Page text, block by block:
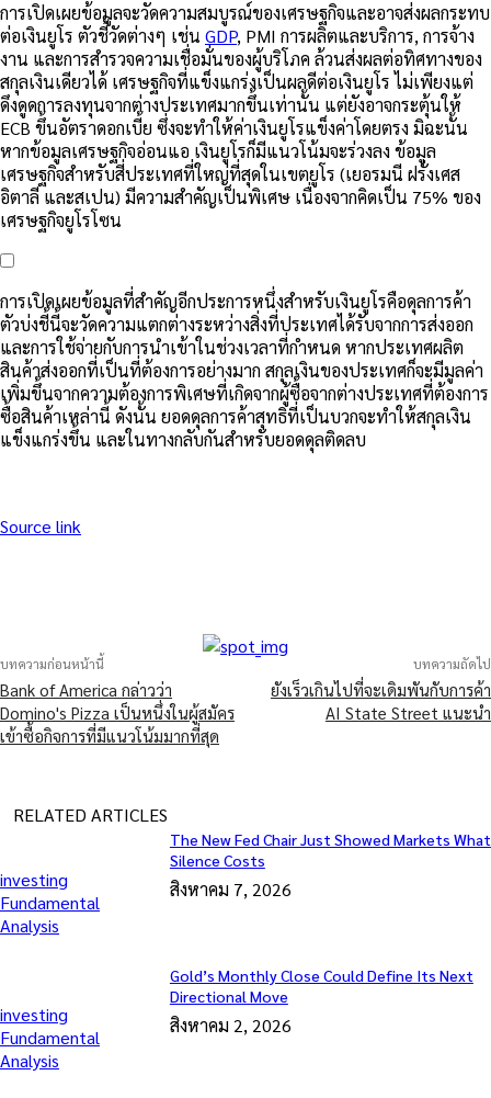
การเปิดเผยข้อมูลจะวัดความสมบูรณ์ของเศรษฐกิจและอาจส่งผลกระทบ
ต่อเงินยูโร ตัวชี้วัดต่างๆ เช่น GDP, PMI การผลิตและบริการ, การจ้าง
งาน และการสำรวจความเชื่อมั่นของผู้บริโภค ล้วนส่งผลต่อทิศทางของ
สกุลเงินเดียวได้ เศรษฐกิจที่แข็งแกร่งเป็นผลดีต่อเงินยูโร ไม่เพียงแต่
ดึงดูดการลงทุนจากต่างประเทศมากขึ้นเท่านั้น แต่ยังอาจกระตุ้นให้
ECB ขึ้นอัตราดอกเบี้ย ซึ่งจะทำให้ค่าเงินยูโรแข็งค่าโดยตรง มิฉะนั้น
หากข้อมูลเศรษฐกิจอ่อนแอ เงินยูโรก็มีแนวโน้มจะร่วงลง ข้อมูล
เศรษฐกิจสำหรับสี่ประเทศที่ใหญ่ที่สุดในเขตยูโร (เยอรมนี ฝรั่งเศส
อิตาลี และสเปน) มีความสำคัญเป็นพิเศษ เนื่องจากคิดเป็น 75% ของ
เศรษฐกิจยูโรโซน
การเปิดเผยข้อมูลที่สำคัญอีกประการหนึ่งสำหรับเงินยูโรคือดุลการค้า
ตัวบ่งชี้นี้จะวัดความแตกต่างระหว่างสิ่งที่ประเทศได้รับจากการส่งออก
และการใช้จ่ายกับการนำเข้าในช่วงเวลาที่กำหนด หากประเทศผลิต
สินค้าส่งออกที่เป็นที่ต้องการอย่างมาก สกุลเงินของประเทศก็จะมีมูลค่า
เพิ่มขึ้นจากความต้องการพิเศษที่เกิดจากผู้ซื้อจากต่างประเทศที่ต้องการ
ซื้อสินค้าเหล่านี้ ดังนั้น ยอดดุลการค้าสุทธิที่เป็นบวกจะทำให้สกุลเงิน
แข็งแกร่งขึ้น และในทางกลับกันสำหรับยอดดุลติดลบ
Source link
บทความก่อนหน้านี้
Bank of America กล่าวว่า
Domino's Pizza เป็นหนึ่งในผู้สมัคร
เข้าซื้อกิจการที่มีแนวโน้มมากที่สุด
บทความถัดไป
ยังเร็วเกินไปที่จะเดิมพันกับการค้า
AI State Street แนะนำ
RELATED ARTICLES
investing
Fundamental
Analysis
The New Fed Chair Just Showed Markets What
Silence Costs
สิงหาคม 7, 2026
investing
Fundamental
Analysis
Gold’s Monthly Close Could Define Its Next
Directional Move
สิงหาคม 2, 2026